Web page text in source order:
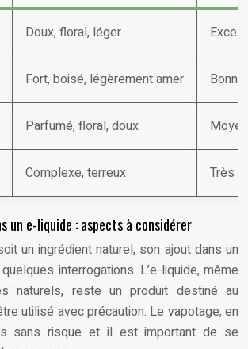
Doux, floral, léger
Fort, boisé, légèrement amer
Parfumé, floral, doux
Complexe, terreux Très
un e-liquide : aspects à considérer
un ingrédient naturel, son ajout dans un
interrogations. L’e-liquide, même
naturels, reste un produit destiné au
utilisé avec précaution. Le vapotage, en
sans risque et il est important de se